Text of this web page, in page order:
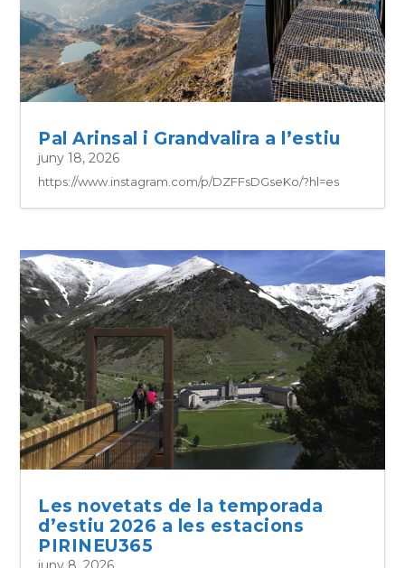
Pal Arinsal i Grandvalira a l’estiu
juny 18, 2026
https://www.instagram.com/p/DZFFsDGseKo/?hl=es
Les novetats de la temporada
d’estiu 2026 a les estacions
PIRINEU365